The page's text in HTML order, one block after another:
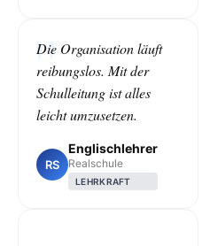
Die Organisation läuft
reibungslos. Mit der
Schulleitung ist alles
leicht umzusetzen.
RS
Englischlehrer
Realschule
LEHRKRAFT